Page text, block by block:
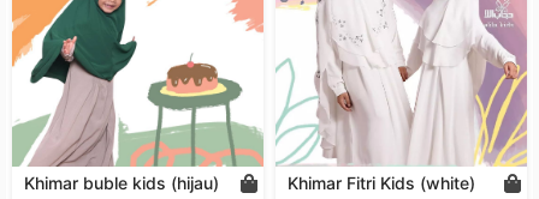
Khimar buble kids (hijau)
Khimar Fitri Kids (white)